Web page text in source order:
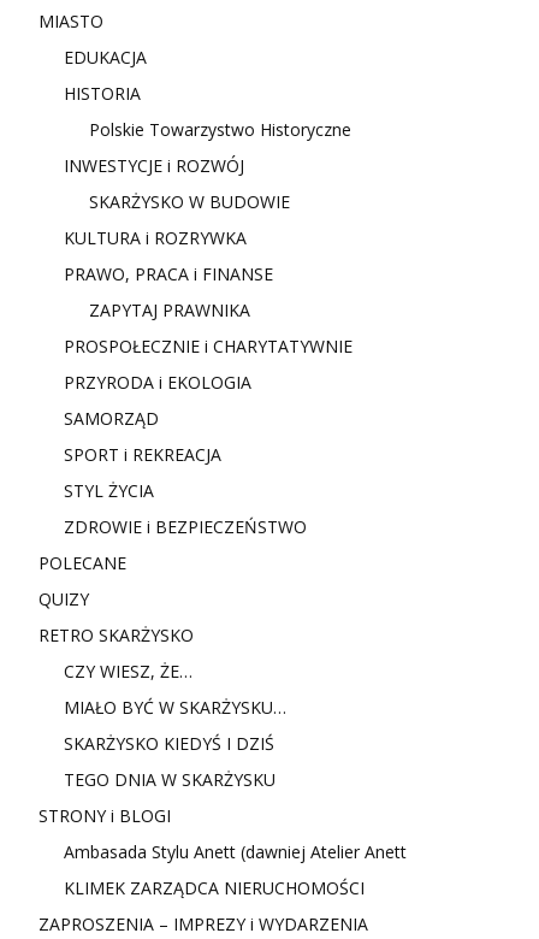
MIASTO
EDUKACJA
HISTORIA
Polskie Towarzystwo Historyczne
INWESTYCJE i ROZWÓJ
SKARŻYSKO W BUDOWIE
KULTURA i ROZRYWKA
PRAWO, PRACA i FINANSE
ZAPYTAJ PRAWNIKA
PROSPOŁECZNIE i CHARYTATYWNIE
PRZYRODA i EKOLOGIA
SAMORZĄD
SPORT i REKREACJA
STYL ŻYCIA
ZDROWIE i BEZPIECZEŃSTWO
POLECANE
QUIZY
RETRO SKARŻYSKO
CZY WIESZ, ŻE…
MIAŁO BYĆ W SKARŻYSKU…
SKARŻYSKO KIEDYŚ I DZIŚ
TEGO DNIA W SKARŻYSKU
STRONY i BLOGI
Ambasada Stylu Anett (dawniej Atelier Anett
KLIMEK ZARZĄDCA NIERUCHOMOŚCI
ZAPROSZENIA – IMPREZY i WYDARZENIA